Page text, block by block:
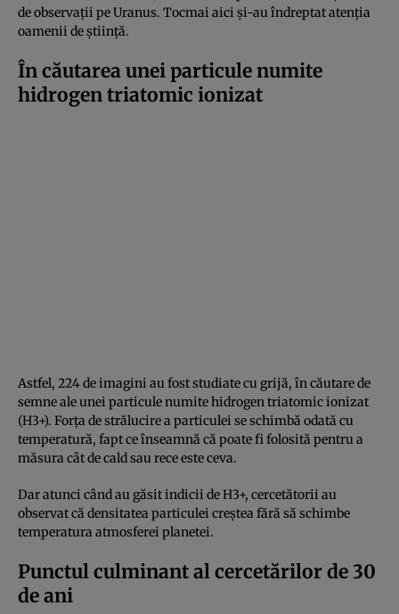
de observații pe Uranus. Tocmai aici și-au îndreptat atenția
oamenii de știință.
În căutarea unei particule numite
hidrogen triatomic ionizat
Astfel, 224 de imagini au fost studiate cu grijă, în căutare de
semne ale unei particule numite hidrogen triatomic ionizat
(H3+). Forța de strălucire a particulei se schimbă odată cu
temperatură, fapt ce înseamnă că poate fi folosită pentru a
măsura cât de cald sau rece este ceva.
Dar atunci când au găsit indicii de H3+, cercetătorii au
observat că densitatea particulei creștea fără să schimbe
temperatura atmosferei planetei.
Punctul culminant al cercetărilor de 30
de ani